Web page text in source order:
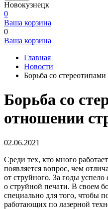
Новокузнецк
0
Ваша корзина
0
Ваша корзина
Главная
Новости
Борьба со
Борьба со
отношении
02.06.2021
Среди тех, кто много
появляется вопрос, чем
от струйного. За годы
о струйной печати. В своем
специально для того, чтобы
работающих по лазерной